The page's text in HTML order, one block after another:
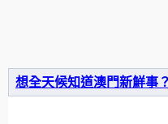
想全天候知道澳門新鮮事